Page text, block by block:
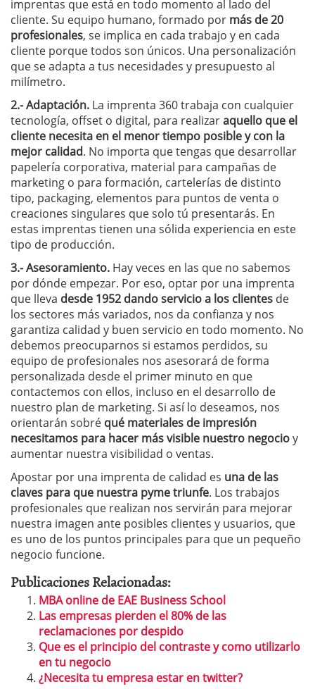
imprentas que está en todo momento al lado del
cliente. Su equipo humano, formado por más de 20
profesionales, se implica en cada trabajo y en cada
cliente porque todos son únicos. Una personalización
que se adapta a tus necesidades y presupuesto al
milímetro.
2.- Adaptación. La imprenta 360 trabaja con cualquier
tecnología, offset o digital, para realizaraquello que el
cliente necesita en el menor tiempo posible y con la
mejor calidad. No importa que tengas que desarrollar
papelería corporativa, material para campañas de
marketing o para formación, cartelerías de distinto
tipo, packaging, elementos para puntos de venta o
creaciones singulares que solo tú presentarás. En
estas imprentas tienen una sólida experiencia en este
tipo de producción.
3.- Asesoramiento. Hay veces en las que no sabemos
por dónde empezar. Por eso, optar por una imprenta
que lleva desde 1952 dando servicio a los clientes de
los sectores más variados, nos da confianza y nos
garantiza calidad y buen servicio en todo momento. No
debemos preocuparnos si estamos perdidos, su
equipo de profesionales nos asesorará de forma
personalizada desde el primer minuto en que
contactemos con ellos, incluso en el desarrollo de
nuestro plan de marketing. Si así lo deseamos, nos
orientarán sobré qué materiales de impresión
necesitamos para hacer más visible nuestro negocioy
aumentar nuestra visibilidad o ventas.
Apostar por una imprenta de calidad es una de las
claves para que nuestra pyme triunfe. Los trabajos
profesionales que realizan nos servirán para mejorar
nuestra imagen ante posibles clientes y usuarios, que
es uno de los puntos principales para que un pequeño
negocio funcione.
Publicaciones Relacionadas:
MBA online de EAE Business School
Las empresas pierden el 80% de las
reclamaciones por despido
Que es el principio del contraste y como utilizarlo
en tu negocio
¿Necesita tu empresa estar en twitter?